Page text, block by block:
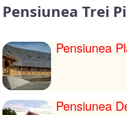
Pensiunea Trei
Pensiunea
Pensiunea